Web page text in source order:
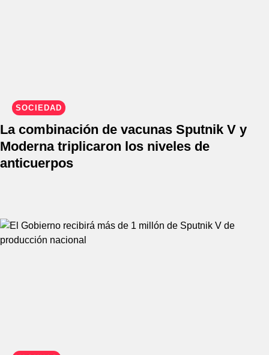
SOCIEDAD
La combinación de vacunas Sputnik V y
Moderna triplicaron los niveles de
anticuerpos